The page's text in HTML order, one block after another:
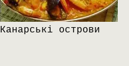
Канарські острови